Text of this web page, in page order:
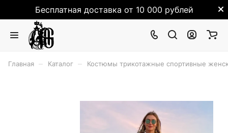
Бесплатная доставка от 10 000 рублей
Главная Каталог Костюмы трикотажные спортивные